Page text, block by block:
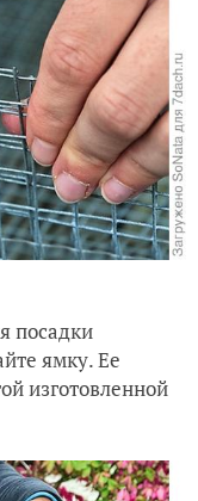
посадки
ямку. Ее
изготовленной